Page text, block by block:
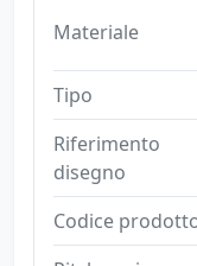
Materiale
Tipo
Riferimento
disegno
Codice